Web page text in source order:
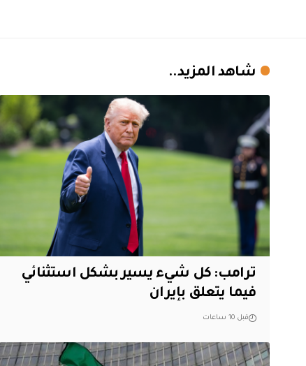
شاهد المزيد..
ترامب: كل شيء يسير بشكل استثنائي
فيما يتعلق بإيران
قبل 10 ساعات